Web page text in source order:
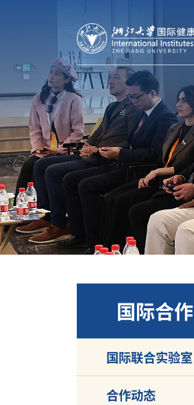
国际合作
国际联合实验室
合作动态